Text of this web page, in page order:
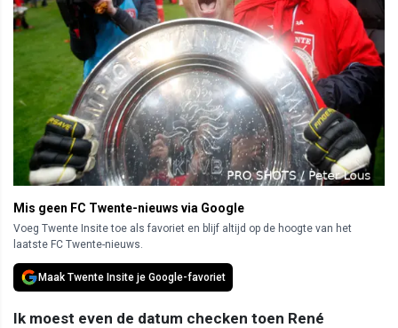
Mis geen FC Twente-nieuws via Google
Voeg Twente Insite toe als favoriet en blijf altijd op de hoogte van het
laatste FC Twente-nieuws.
Maak Twente Insite je Google-favoriet
Ik moest even de datum checken toen René